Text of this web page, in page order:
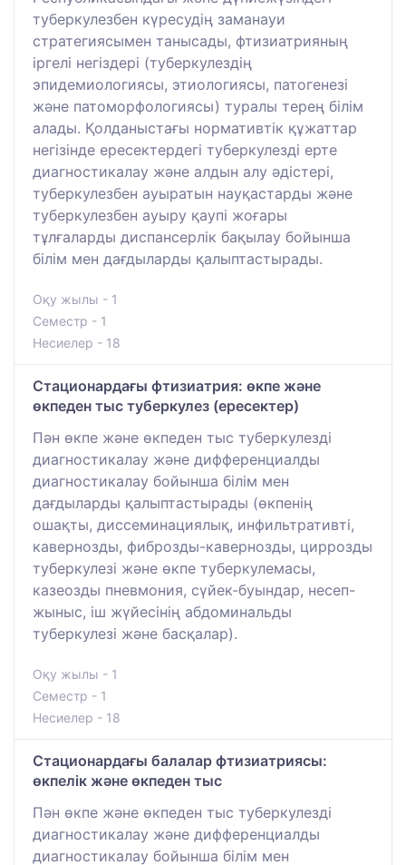
туберкулезбен күресудің заманауи
стратегиясымен танысады, фтизиатрияның
іргелі негіздері (туберкулездің
эпидемиологиясы, этиологиясы, патогенезі
және патоморфологиясы) туралы терең білім
алады. Қолданыстағы нормативтік құжаттар
негізінде ересектердегі туберкулезді ерте
диагностикалау және алдын алу әдістері,
туберкулезбен ауыратын науқастарды және
туберкулезбен ауыру қаупі жоғары
тұлғаларды диспансерлік бақылау бойынша
білім мен дағдыларды қалыптастырады.
Оқу жылы - 1
Семестр - 1
Несиелер - 18
Стационардағы фтизиатрия: өкпе және
өкпеден тыс туберкулез (ересектер)
Пән өкпе және өкпеден тыс туберкулезді
диагностикалау және дифференциалды
диагностикалау бойынша білім мен
дағдыларды қалыптастырады (өкпенің
ошақты, диссеминациялық, инфильтративті,
кавернозды, фиброзды-кавернозды, циррозды
туберкулезі және өкпе туберкулемасы,
казеозды пневмония, сүйек-буындар, несеп-
жыныс, іш жүйесінің абдоминальды
туберкулезі және басқалар).
Оқу жылы - 1
Семестр - 1
Несиелер - 18
Стационардағы балалар фтизиатриясы:
өкпелік және өкпеден тыс
Пән өкпе және өкпеден тыс туберкулезді
диагностикалау және дифференциалды
диагностикалау бойынша білім мен